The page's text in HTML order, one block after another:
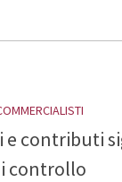
e contributi
controllo